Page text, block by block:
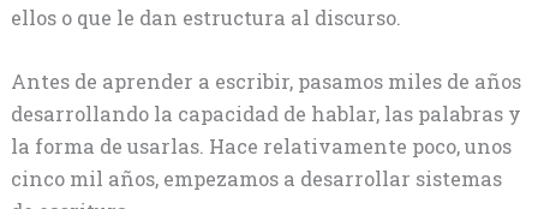
ellos o que le dan estructura al discurso.
Antes de aprender a escribir, pasamos miles de años
desarrollando la capacidad de hablar, las palabras y
la forma de usarlas. Hace relativamente poco, unos
cinco mil años, empezamos a desarrollar sistemas